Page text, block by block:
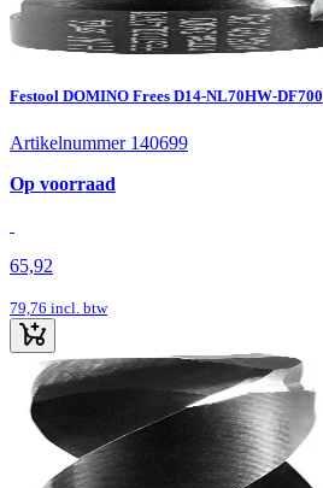
Festool DOMINO Frees D14-NL70HW-DF700
Artikelnummer 140699
Op voorraad
65,92
79,76 incl. btw